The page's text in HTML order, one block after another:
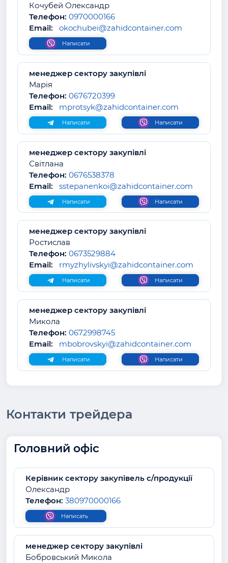
Кочубей Олександр
Телефон: 0970000166
Email:
okochubei@zahidcontainer.com
Написати
менеджер сектору закупівлі
Марія
Телефон: 0676720399
Email:
mprotsyk@zahidcontainer.com
Написати Написати
менеджер сектору закупівлі
Світлана
Телефон: 0676538378
Email:
sstepanenkoi@zahidcontainer.com
Написати Написати
менеджер сектору закупівлі
Ростислав
Телефон: 0673529884
Email:
rmyzhylivskyi@zahidcontainer.com
Написати Написати
менеджер сектору закупівлі
Микола
Телефон: 0672998745
Email:
mbobrovskyi@zahidcontainer.com
Написати Написати
Контакти трейдера
Головний офіс
Керівник сектору закупівель с/продукції
Олександр
Телефон: 380970000166
Написать
менеджер сектору закупівлі
Бобровський Микола